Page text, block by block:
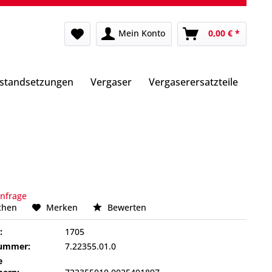
Mein Konto 0,00 € *
Vergaser Vergaserersatzteile
Merken Bewerten
1705
7.22355.01.0